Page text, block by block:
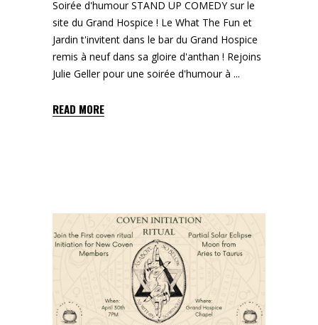
Soirée d'humour STAND UP COMEDY sur le
site du Grand Hospice ! Le What The Fun et
Jardin t'invitent dans le bar du Grand Hospice
remis à neuf dans sa gloire d'anthan ! Rejoins
Julie Geller pour une soirée d'humour à
READ MORE